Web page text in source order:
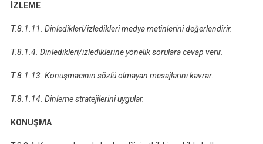
İZLEME
T.8.1.11. Dinledikleri/izledikleri medya metinlerini değerlendirir.
T.8.1.4. Dinledikleri/izlediklerine yönelik sorulara cevap verir.
T.8.1.13. Konuşmacının sözlü olmayan mesajlarını kavrar.
T.8.1.14. Dinleme stratejilerini uygular.
KONUŞMA